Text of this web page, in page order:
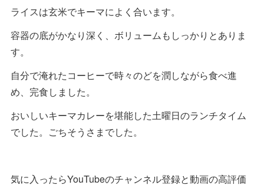
ライスは玄米でキーマによく合います。
容器の底がかなり深く、ボリュームもしっかりとありま
す。
自分で淹れたコーヒーで時々のどを潤しながら食べ進
め、完食しました。
おいしいキーマカレーを堪能した土曜日のランチタイム
でした。ごちそうさまでした。
気に入ったらYouTubeのチャンネル登録と動画の高評価